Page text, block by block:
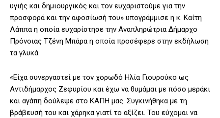
υγιής και δημιουργικός και τον ευχαριστούμε για την
προσφορά και την αφοσίωσή του» υπογράμμισε η κ. Καίτη
Λάππα η οποία ευχαρίστησε την Αναπληρώτρια Δήμαρχο
Πρόνοιας Τζένη Μπάρα η οποία προσέφερε στην εκδήλωση
τα γλυκά.
«Είχα συνεργαστεί με τον χορωδό Ηλία Γιουρούκο ως
Αντιδήμαρχος Ζεφυρίου και έχω να θυμάμαι με πόσο μεράκι
και αγάπη δούλεψε στο ΚΑΠΗ μας. Συγκινήθηκα με τη
βράβευσή του και χάρηκα γιατί το αξίζει. Του εύχομαι να